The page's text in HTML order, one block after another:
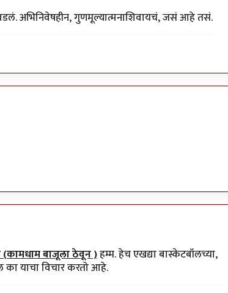
अभिनिवेषहीन, गुणमूल्यात्मनाशिवायचं, जसं आहे तसं.
बाजूला ठेवून )हम्म. हेच एखद्या बास्केटबॉलच्या,
का याचा विचार करतो आहे.